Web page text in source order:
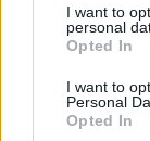
I want to
personal
Opted In
I want to
Personal
Opted In
μία ισχυρότερη
δυνατότητες
ταχυδρομείου,
ηλεκτρονικού
«υποτίθεται» από
μεγαλύτερους